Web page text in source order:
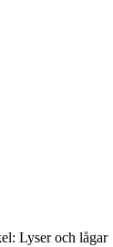
Lyser och lågar